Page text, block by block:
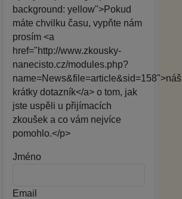
background: yellow">Pokud
máte chvilku času, vypňte nám
prosím <a
href="http://www.zkousky-
nanecisto.cz/modules.php?
name=News&file=article&sid=158">náš
krátky dotazník</a> o tom, jak
jste uspěli u přijímacích
zkoušek a co vám nejvíce
pomohlo.</p>
Jméno
Email